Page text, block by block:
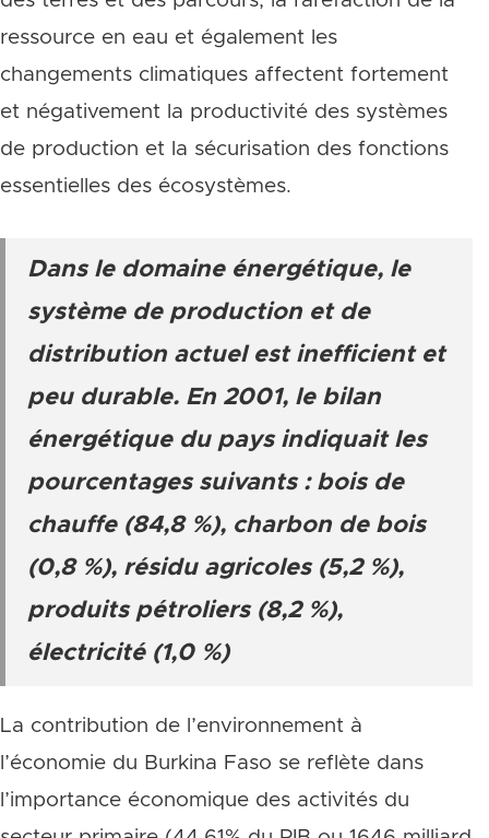
ressource en eau et également les
changements climatiques affectent fortement
et négativement la productivité des systèmes
de production et la sécurisation des fonctions
essentielles des écosystèmes.
Dans le domaine énergétique, le
système de production et de
distribution actuel est inefficient et
peu durable. En 2001, le bilan
énergétique du pays indiquait les
pourcentages suivants : bois de
chauffe (84,8 %), charbon de bois
(0,8 %), résidu agricoles (5,2 %),
produits pétroliers (8,2 %),
électricité (1,0 %)
La contribution de l’environnement à
l’économie du Burkina Faso se reflète dans
l’importance économique des activités du